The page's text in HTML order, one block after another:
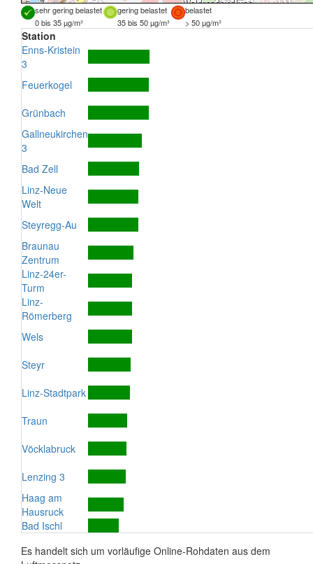
sehr gering belastet gering belastet
belastet
0 bis 35 µg/m³
35 bis 50 µg/m³ > 50 µg/m³
Station
Enns-Kristein
3
Feuerkogel
Grünbach
Gallneukirchen
3
Bad Zell
Linz-Neue
Welt
Steyregg-Au
Braunau
Zentrum
Linz-24er-
Turm
Linz-
Römerberg
Wels
Steyr
Linz-Stadtpark
Traun
Vöcklabruck
Lenzing 3
Haag am
Hausruck
Bad Ischl
Es handelt sich um vorläufige Online-Rohdaten aus dem